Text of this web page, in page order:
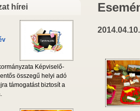
hírei
Képviselő-
összegű helyi adó
támogatást biztosít a
2014.04.10.